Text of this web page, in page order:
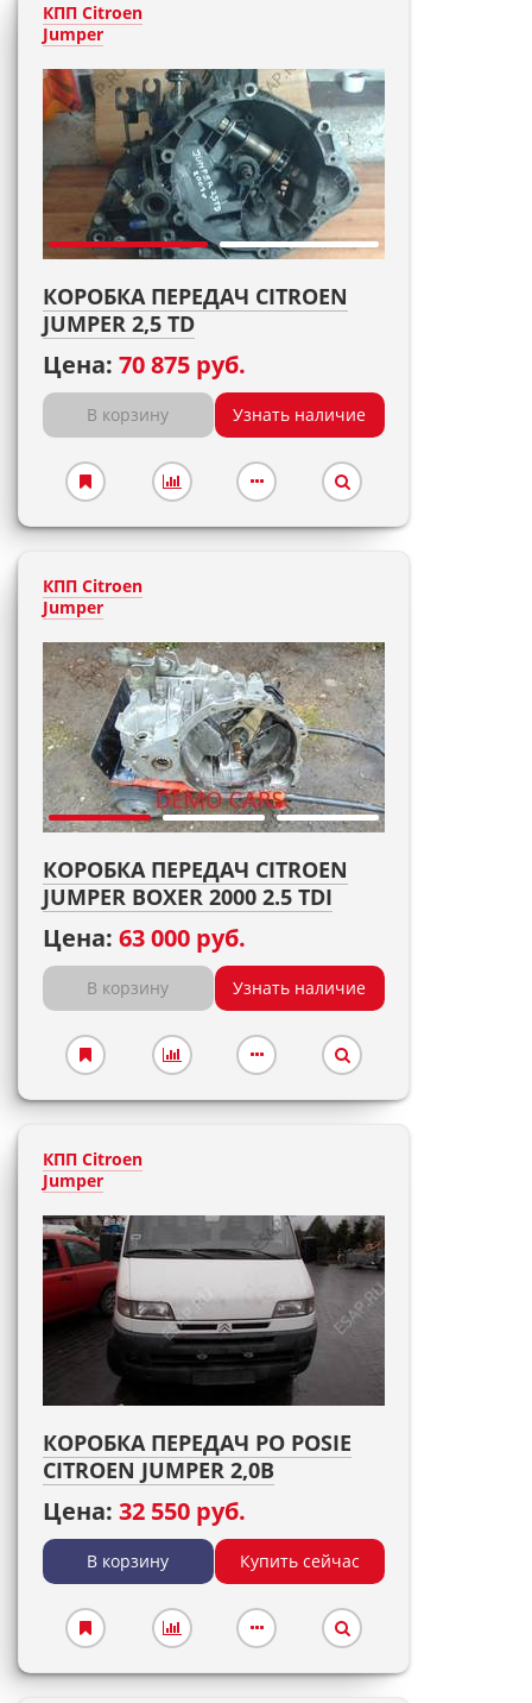
КПП Citroen
Jumper
КОРОБКА ПЕРЕДАЧ CITROEN
JUMPER 2,5 TD
Цена: 70 875 руб.
В корзину Узнать наличие
КПП Citroen
Jumper
КОРОБКА ПЕРЕДАЧ CITROEN
JUMPER BOXER 2000 2.5 TDI
Цена: 63 000 руб.
В корзину Узнать наличие
КПП Citroen
Jumper
КОРОБКА ПЕРЕДАЧ PO POSIE
CITROEN JUMPER 2,0B
Цена: 32 550 руб.
В корзину Купить сейчас